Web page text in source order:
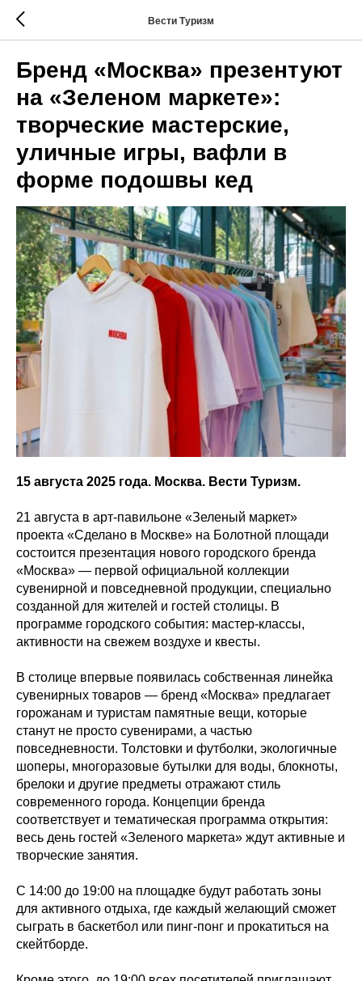
Вести Туризм
Бренд «Москва» презентуют
на «Зеленом маркете»:
творческие мастерские,
уличные игры, вафли в
форме подошвы кед
15 августа 2025 года. Москва. Вести Туризм.
21 августа в арт-павильоне «Зеленый маркет»
проекта «Сделано в Москве» на Болотной площади
состоится презентация нового городского бренда
«Москва» — первой официальной коллекции
сувенирной и повседневной продукции, специально
созданной для жителей и гостей столицы. В
программе городского события: мастер-классы,
активности на свежем воздухе и квесты.
В столице впервые появилась собственная линейка
сувенирных товаров — бренд «Москва» предлагает
горожанам и туристам памятные вещи, которые
станут не просто сувенирами, а частью
повседневности. Толстовки и футболки, экологичные
шоперы, многоразовые бутылки для воды, блокноты,
брелоки и другие предметы отражают стиль
современного города. Концепции бренда
соответствует и тематическая программа открытия:
весь день гостей «Зеленого маркета» ждут активные и
творческие занятия.
С 14:00 до 19:00 на площадке будут работать зоны
для активного отдыха, где каждый желающий сможет
сыграть в баскетбол или пинг-понг и прокатиться на
скейтборде.